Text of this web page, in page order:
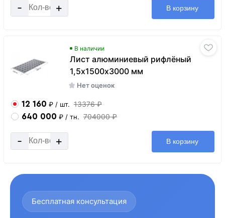
- + В корзину
В наличии
Лист алюминиевый рифлёный
1,5х1500х3000 мм
Нет оценок
12 160 ₽ / шт. 13376 ₽
640 000 ₽ / тн. 704000 ₽
- + В корзину
Бесплатная консультация